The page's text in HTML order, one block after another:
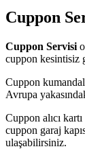
Cuppon
Cuppon Servisi
cuppon kesintisiz
Cuppon
Avrupa
Cuppon alıcı
cuppon garaj
ulaşabilirsiniz.